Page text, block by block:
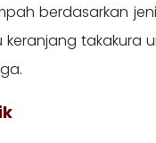
berdasarkan
takakura